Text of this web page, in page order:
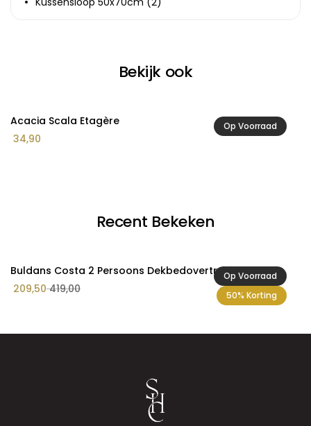
Bekijk ook
Op Voorraad
Acacia Scala Etagère
34,90
Recent Bekeken
Op Voorraad
50% Korting
Buldans Costa 2 Persoons Dekbedovertrek Set Blauw
209,50419,00